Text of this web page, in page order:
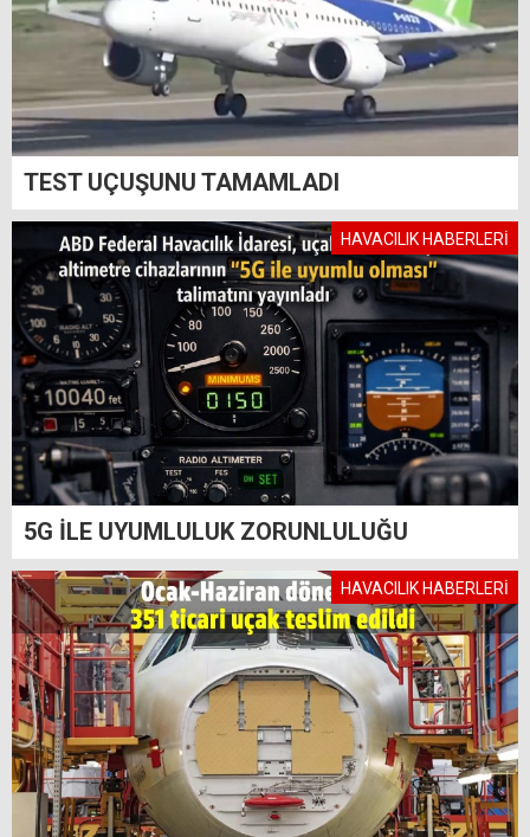
TEST UÇUŞUNU TAMAMLADI
HAVACILIK HABERLERİ
5G İLE UYUMLULUK ZORUNLULUĞU
HAVACILIK HABERLERİ